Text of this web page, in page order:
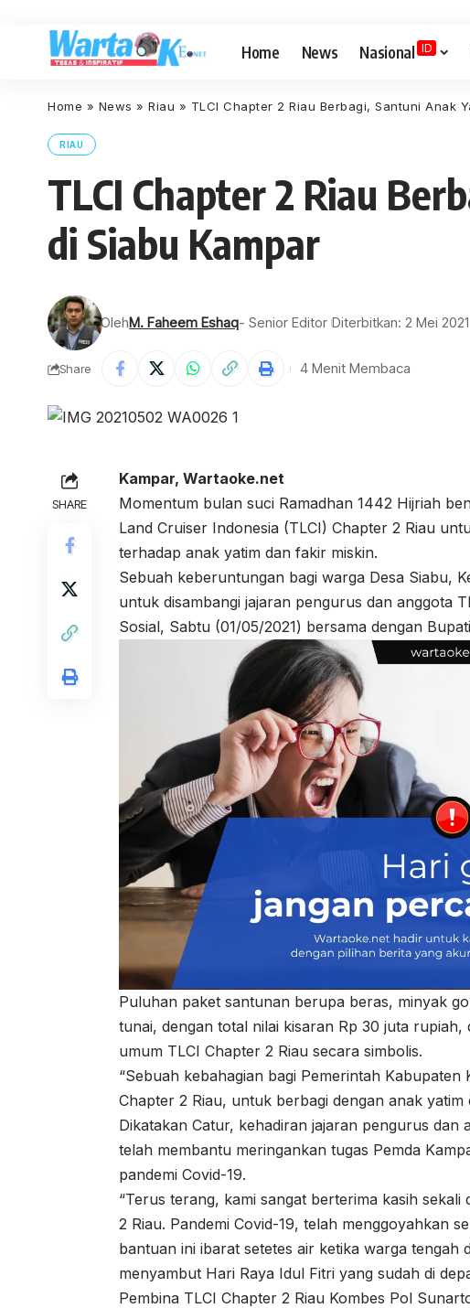
Home News Nasional ID
Home » News » Riau » TLCI Chapter 2 Riau Berbagi, Santuni Anak
RIAU
TLCI Chapter 2 Riau
di Siabu Kampar
OlehM. Faheem Eshaq- Senior Editor Diterbitkan: 2 Mei 2021
Share 4 Menit Membaca
SHARE
Kampar, Wartaoke.net
Momentum bulan suci Ramadhan 1442 Hijriah
Land Cruiser Indonesia (TLCI) Chapter 2 Riau
terhadap anak yatim dan fakir miskin.
Sebuah keberuntungan bagi warga Desa Siabu,
untuk disambangi jajaran pengurus dan anggota
Sosial, Sabtu (01/05/2021) bersama dengan
Puluhan paket santunan berupa beras, minyak
tunai, dengan total nilai kisaran Rp 30 juta
umum TLCI Chapter 2 Riau secara simbolis.
“Sebuah kebahagian bagi Pemerintah
Chapter 2 Riau, untuk berbagi dengan anak
Dikatakan Catur, kehadiran jajaran pengurus dan
telah membantu meringankan tugas Pemda
pandemi Covid-19.
“Terus terang, kami sangat berterima kasih
2 Riau. Pandemi Covid-19, telah menggoyahkan
bantuan ini ibarat setetes air ketika warga tengah
menyambut Hari Raya Idul Fitri yang sudah di
Pembina TLCI Chapter 2 Riau Kombes Pol